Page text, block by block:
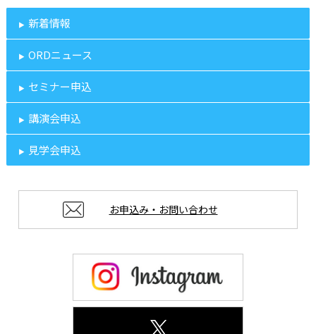
新着情報
ORDニュース
セミナー申込
講演会申込
見学会申込
お申込み・お問い合わせ